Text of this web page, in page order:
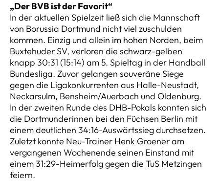
„Der BVB ist der Favorit“
In der aktuellen Spielzeit ließ sich die Mannschaft
von Borussia Dortmund nicht viel zuschulden
kommen. Einzig und allein im hohen Norden, beim
Buxtehuder SV, verloren die schwarz-gelben
knapp 30:31 (15:14) am 5. Spieltag in der Handball
Bundesliga. Zuvor gelangen souveräne Siege
gegen die Ligakonkurrenten aus Halle-Neustadt,
Neckarsulm, Bensheim/Auerbach und Oldenburg.
In der zweiten Runde des DHB-Pokals konnten sich
die Dortmunderinnen bei den Füchsen Berlin mit
einem deutlichen 34:16-Auswärtssieg durchsetzen.
Zuletzt konnte Neu-Trainer Henk Groener am
vergangenen Wochenende seinen Einstand mit
einem 31:29-Heimerfolg gegen die TuS Metzingen
feiern.